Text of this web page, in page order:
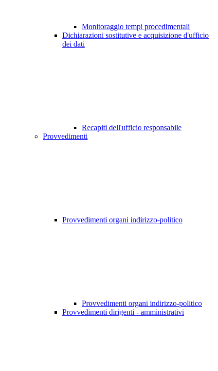
Monitoraggio tempi procedimentali
Dichiarazioni sostitutive e acquisizione d'ufficio
dei dati
Recapiti dell'ufficio responsabile
Provvedimenti
Provvedimenti organi indirizzo-politico
Provvedimenti organi indirizzo-politico
Provvedimenti dirigenti - amministrativi